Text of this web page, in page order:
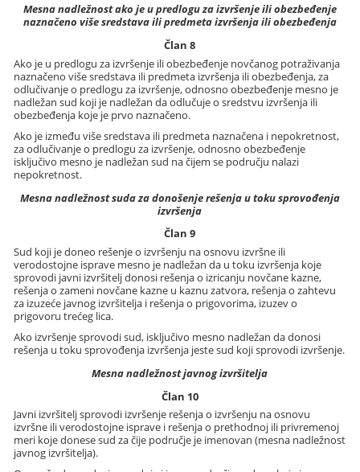
Mesna nadležnost ako je u predlogu za izvršenje ili obezbeđenje
naznačeno više sredstava ili predmeta izvršenja ili obezbeđenja
Član 8
Ako je u predlogu za izvršenje ili obezbeđenje novčanog potraživanja
naznačeno više sredstava ili predmeta izvršenja ili obezbeđenja, za
odlučivanje o predlogu za izvršenje, odnosno obezbeđenje mesno je
nadležan sud koji je nadležan da odlučuje o sredstvu izvršenja ili
obezbeđenja koje je prvo naznačeno.
Ako je između više sredstava ili predmeta naznačena i nepokretnost,
za odlučivanje o predlogu za izvršenje, odnosno obezbeđenje
isključivo mesno je nadležan sud na čijem se području nalazi
nepokretnost.
Mesna nadležnost suda za donošenje rešenja u toku sprovođenja
izvršenja
Član 9
Sud koji je doneo rešenje o izvršenju na osnovu izvršne ili
verodostojne isprave mesno je nadležan da u toku izvršenja koje
sprovodi javni izvršitelj donosi rešenja o izricanju novčane kazne,
rešenja o zameni novčane kazne u kaznu zatvora, rešenja o zahtevu
za izuzeće javnog izvršitelja i rešenja o prigovorima, izuzev o
prigovoru trećeg lica.
Ako izvršenje sprovodi sud, isključivo mesno nadležan da donosi
rešenja u toku sprovođenja izvršenja jeste sud koji sprovodi izvršenje.
Mesna nadležnost javnog izvršitelja
Član 10
Javni izvršitelj sprovodi izvršenje rešenja o izvršenju na osnovu
izvršne ili verodostojne isprave i rešenja o prethodnoj ili privremenoj
meri koje donese sud za čije područje je imenovan (mesna nadležnost
javnog izvršitelja).